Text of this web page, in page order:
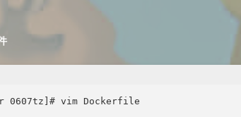
0607tz]# vim Dockerfile